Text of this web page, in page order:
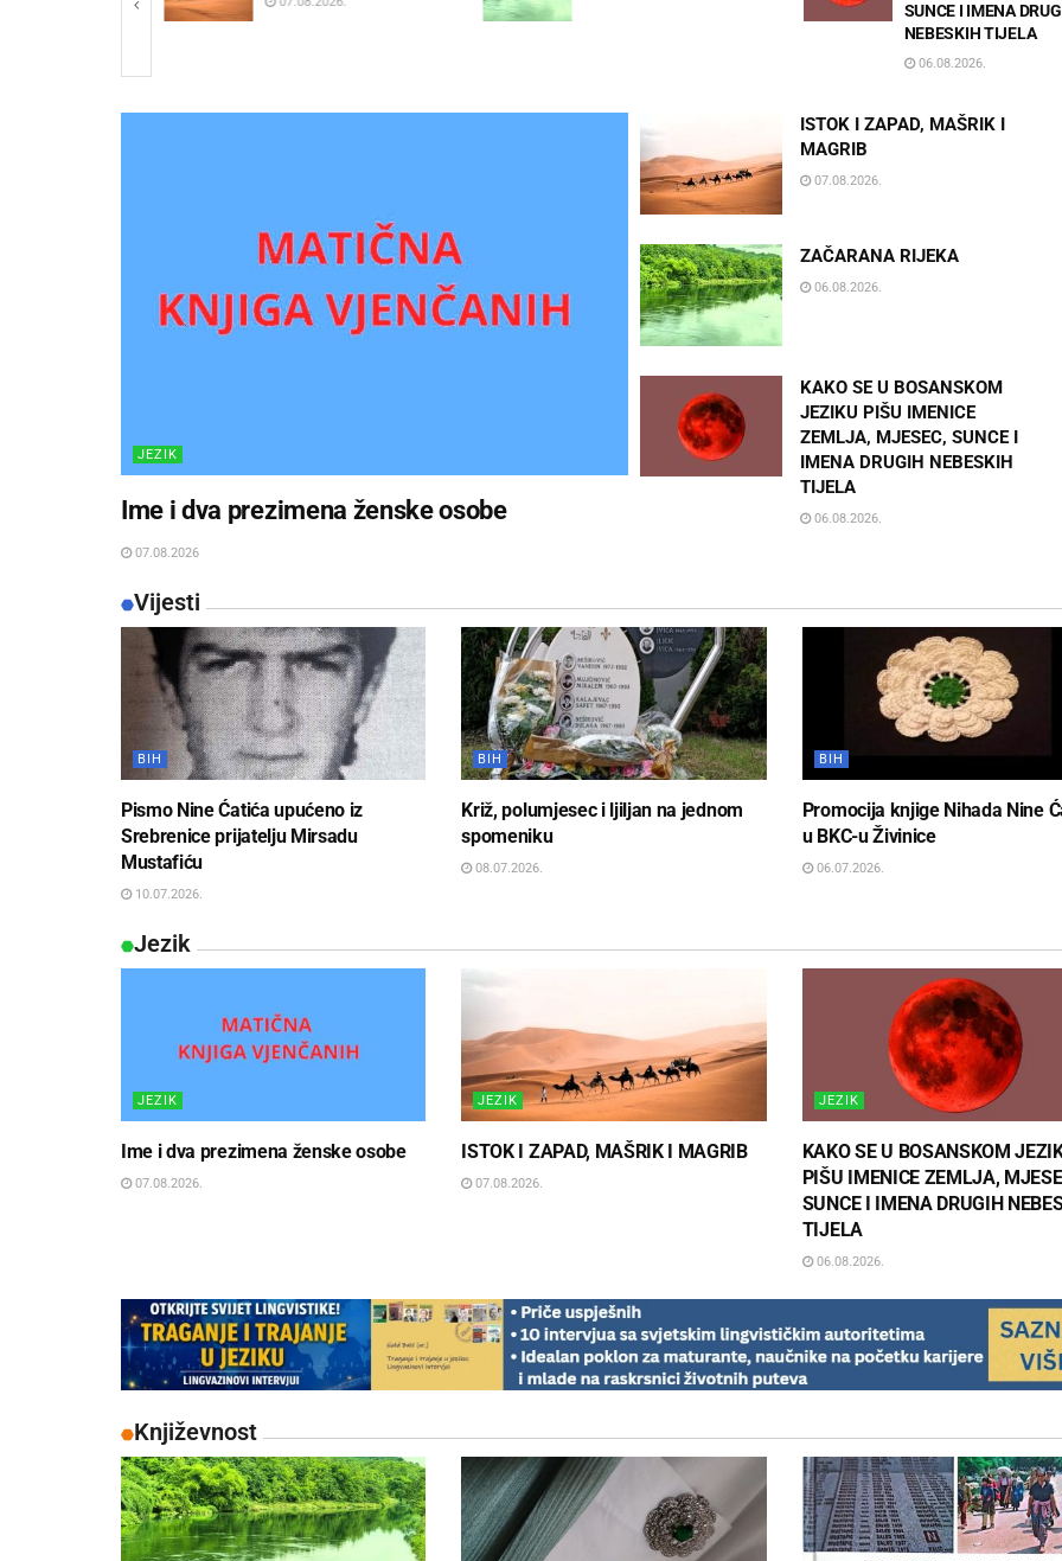
27.07.2026.
JEZIK
Ime i dva prezimena ženske osobe
07.08.2026
ISTOK I ZAPAD, MAŠRIK I
MAGRIB
07.08.2026.
ZAČARANA RIJEKA
06.08.2026.
KAKO SE U BOSANSKOM
JEZIKU PIŠU IMENICE
ZEMLJA, MJESEC, SUNCE I
IMENA DRUGIH NEBESKIH
TIJELA
06.08.2026.
Vijesti
BIH
Pismo Nine Ćatića upućeno iz
Srebrenice prijatelju Mirsadu
Mustafiću
10.07.2026.
BIH
Križ, polumjesec i ljiljan na jednom
spomeniku
08.07.2026.
BIH
Promocija knjige Nihada Nine
u BKC-u Živinice
06.07.2026.
Jezik
JEZIK
Ime i dva prezimena ženske osobe
07.08.2026.
JEZIK
ISTOK I ZAPAD, MAŠRIK I MAGRIB
07.08.2026.
JEZIK
KAKO SE U BOSANSKOM
PIŠU IMENICE ZEMLJA,
SUNCE I IMENA DRUGIH
TIJELA
06.08.2026.
Književnost